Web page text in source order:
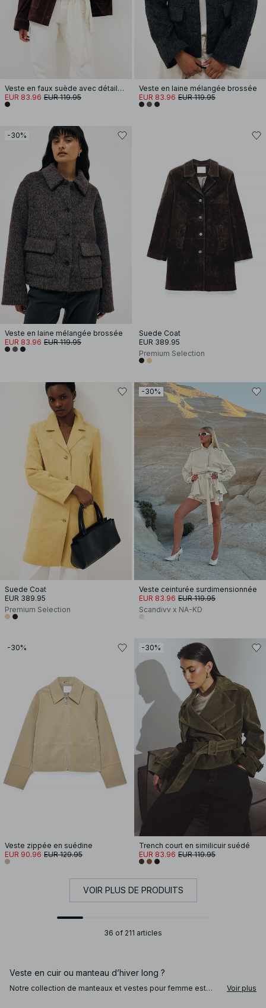
Veste en faux suède avec détails de poche
EUR 83.96 EUR 119.95
Veste en laine mélangée brossée
EUR 83.96 EUR 119.95
-30%
Veste en laine mélangée brossée
EUR 83.96 EUR 119.95
Suede Coat
EUR 389.95
Premium Selection
Suede Coat
EUR 389.95
Premium Selection
-30%
Veste ceinturée surdimensionnée
EUR 83.96 EUR 119.95
Scandivv x NA-KD
-30%
Veste zippée en suédine
EUR 90.96 EUR 129.95
-30%
Trench court en similicuir suédé
EUR 83.96 EUR 119.95
VOIR PLUS DE PRODUITS
36 of 211 articles
Veste en cuir ou manteau d’hiver long ?
Notre collection de manteaux et vestes pour femme est
Voir plus